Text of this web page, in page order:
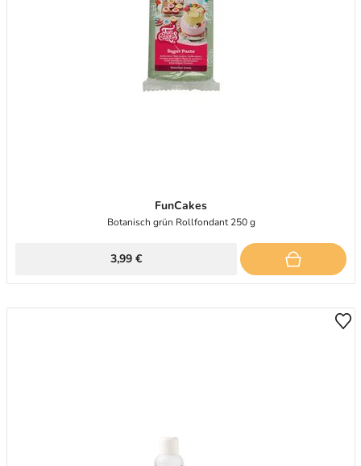
FunCakes
Botanisch grün Rollfondant 250 g
3,99 €